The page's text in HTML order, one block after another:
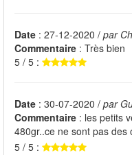
Date : 27-12-2020 / par
Commentaire : Très bien
5 / 5 :
Date : 30-07-2020 / par
Commentaire : les petits
480gr..ce ne sont pas des
5 / 5 :